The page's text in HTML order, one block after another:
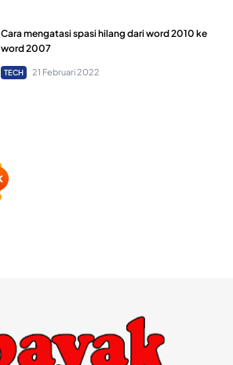
Cara mengatasi spasi hilang dari word 2010 ke
word 2007
TECH 21 Februari 2022